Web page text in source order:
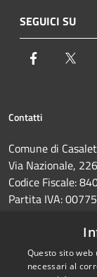
SEGUICI SU
Facebook
Contatti
Comune di
Via Nazionale,
Codice Fiscale:
Partita IVA:
Centralino
Questo sito
necessari al